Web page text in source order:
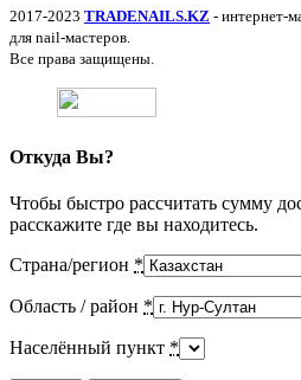
2017-2023 TRADENAILS.KZ - интернет-
для nail-мастеров.
Все права защищены.
Откуда Вы?
Чтобы быстро рассчитать сумму
расскажите где вы находитесь.
Страна/регион *
Область / район *
Населённый пункт *